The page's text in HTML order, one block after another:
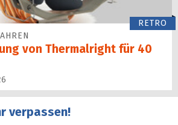
RETRO
von Thermalright für 40
verpassen!